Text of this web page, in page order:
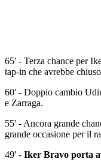
65' - Terza chance per
tap-in che avrebbe
60' - Doppio cambio
e Zarraga.
55' - Ancora grande
grande occasione per il
49' - Iker Bravo porta